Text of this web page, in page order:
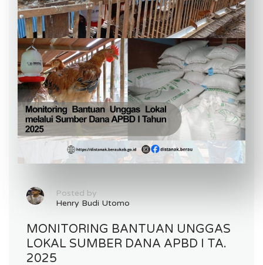
Posted by
Henry Budi Utomo
MONITORING BANTUAN UNGGAS
LOKAL SUMBER DANA APBD I TA.
2025